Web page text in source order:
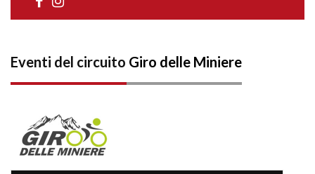
Eventi del circuito Giro delle Miniere